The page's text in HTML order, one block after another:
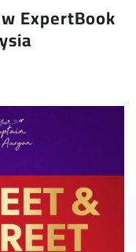
ExpertBook